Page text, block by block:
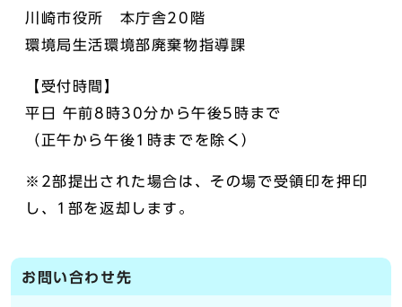
川崎市役所 本庁舎20階
環境局生活環境部廃棄物指導課
【受付時間】
平日 午前8時30分から午後5時まで
（正午から午後1時までを除く）
※2部提出された場合は、その場で受領印を押印
し、1部を返却します。
お問い合わせ先